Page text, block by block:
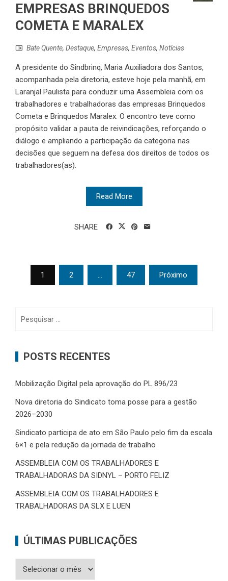
EMPRESAS BRINQUEDOS
COMETA E MARALEX
Bate Quente, Destaque, Empresas, Eventos, Notícias
A presidente do Sindbrinq, Maria Auxiliadora dos Santos,
acompanhada pela diretoria, esteve hoje pela manhã, em
Laranjal Paulista para conduzir uma Assembleia com os
trabalhadores e trabalhadoras das empresas Brinquedos
Cometa e Brinquedos Maralex. O encontro teve como
propósito validar a pauta de reivindicações, reforçando o
diálogo e ampliando a participação da categoria nas
decisões que seguem na defesa dos direitos de todos os
trabalhadores(as).
Read More
SHARE
Paginação
1 2 47 Próximo
POSTS RECENTES
Mobilização Digital pela aprovação do PL 896/23
Nova diretoria do Sindicato toma posse para a gestão
2026–2030
Sindicato participa de ato em São Paulo pelo fim da escala
6×1 e pela redução da jornada de trabalho
ASSEMBLEIA COM OS TRABALHADORES E
TRABALHADORAS DA SIDNYL – PORTO FELIZ
ASSEMBLEIA COM OS TRABALHADORES E
TRABALHADORAS DA SLX E LUEN
ÚLTIMAS PUBLICAÇÕES